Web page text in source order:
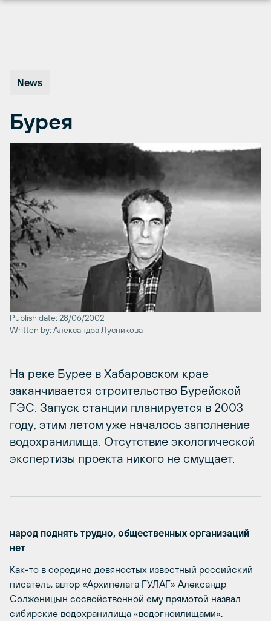
News
Бурея
Publish date: 28/06/2002
Written by: Александра Лусникова
На реке Бурее в Хабаровском крае
заканчивается строительство Бурейской
ГЭС. Запуск станции планируется в 2003
году, этим летом уже началось заполнение
водохранилища. Отсутствие экологической
экспертизы проекта никого не смущает.
народ поднять трудно, общественных организаций
нет
Как-то в середине девяностых известный российский
писатель, автор «Архипелага ГУЛАГ» Александр
Солженицын сосвойственной ему прямотой назвал
сибирские водохранилища «водогноилищами».